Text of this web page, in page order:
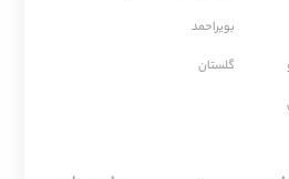
بویراحمد
گلستان